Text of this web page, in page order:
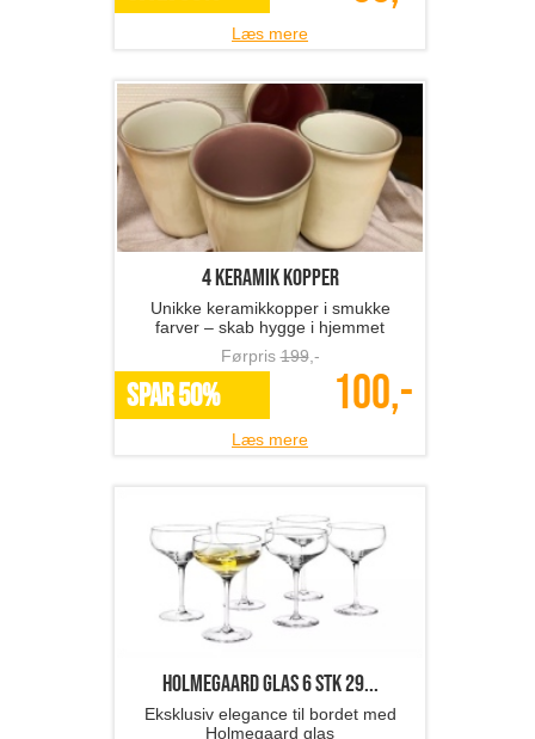
Læs mere
4 keramik kopper
Unikke keramikkopper i smukke
farver – skab hygge i hjemmet
Førpris199,-
SPAR 50% 100,-
Læs mere
Holmegaard glas 6 stk 29...
Eksklusiv elegance til bordet med
Holmegaard glas